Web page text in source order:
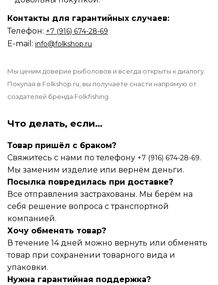
Контакты для гарантийных случаев:
Телефон: ‪‪+7 (916) 674-28-69
E-mail: info@folkshop.ru
Мы ценим доверие рыболовов и всегда открыты к диалогу.
Покупая в Folkshop.ru, вы получаете снасти напрямую от
создателей бренда Folkfishing.
Что делать, если…
Товар пришёл с браком?
Свяжитесь с нами по телефону +7 (916) 674-28-69.
Мы заменим изделие или вернём деньги.
Посылка повредилась при доставке?
Все отправления застрахованы. Мы берём на
себя решение вопроса с транспортной
компанией.
Хочу обменять товар?
В течение 14 дней можно вернуть или обменять
товар при сохранении товарного вида и
упаковки.
Нужна гарантийная поддержка?